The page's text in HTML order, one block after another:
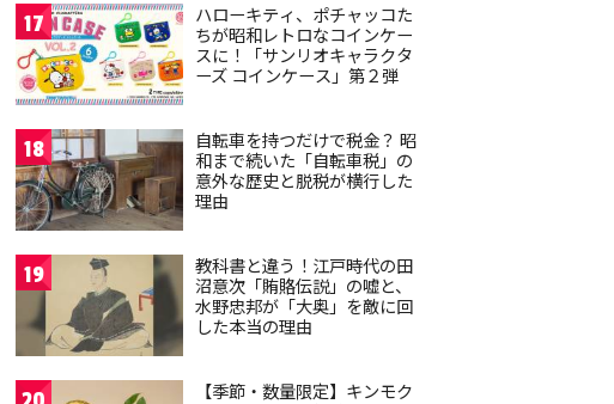
17
ハローキティ、ポチャッコた
ちが昭和レトロなコインケー
スに！「サンリオキャラクタ
ーズ コインケース」第２弾
18
自転車を持つだけで税金？ 昭
和まで続いた「自転車税」の
意外な歴史と脱税が横行した
理由
19
教科書と違う！江戸時代の田
沼意次「賄賂伝説」の嘘と、
水野忠邦が「大奥」を敵に回
した本当の理由
【季節・数量限定】キンモク